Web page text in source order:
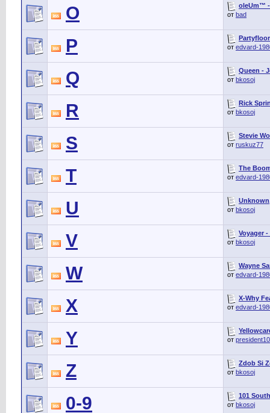
O
oleUm™
от bad
P
от edvard-
Q
Queen -
от bkosoj
R
Rick
от bkosoj
S
Stevie
от ruskuz77
T
The
от edvard-
U
от bkosoj
V
Voyager
от bkosoj
W
Wayne
от edvard-
X
X-Why
от edvard-
Y
от
Z
Zdob Si
от bkosoj
0-9
101
от bkosoj